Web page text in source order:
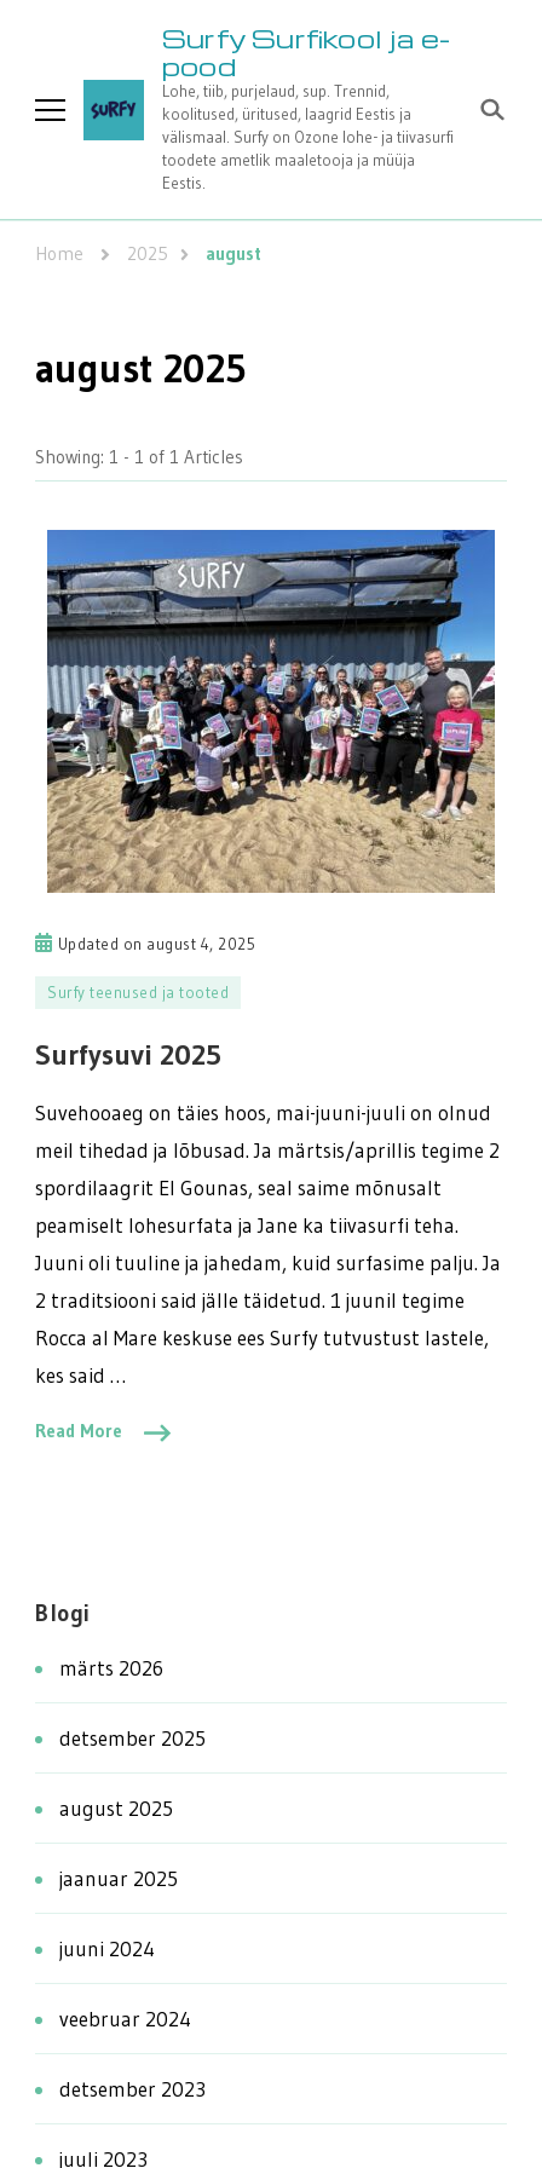
Surfy Surfikool ja e-
pood
Lohe, tiib, purjelaud, sup. Trennid,
koolitused, üritused, laagrid Eestis ja
välismaal. Surfy on Ozone lohe- ja tiivasurfi
toodete ametlik maaletooja ja müüja
Eestis.
Home 2025 august
august 2025
Showing: 1 - 1 of 1 Articles
Updated on august 4, 2025
Surfy teenused ja tooted
Surfysuvi 2025
Suvehooaeg on täies hoos, mai-juuni-juuli on olnud
meil tihedad ja lõbusad. Ja märtsis/aprillis tegime 2
spordilaagrit El Gounas, seal saime mõnusalt
peamiselt lohesurfata ja Jane ka tiivasurfi teha.
Juuni oli tuuline ja jahedam, kuid surfasime palju. Ja
2 traditsiooni said jälle täidetud. 1 juunil tegime
Rocca al Mare keskuse ees Surfy tutvustust lastele,
kes said …
Read More
Blogi
märts 2026
detsember 2025
august 2025
jaanuar 2025
juuni 2024
veebruar 2024
detsember 2023
juuli 2023